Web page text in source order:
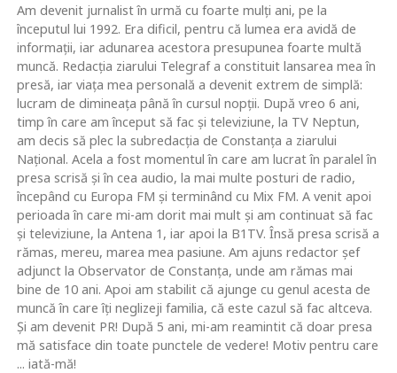
Am devenit jurnalist în urmă cu foarte mulţi ani, pe la
începutul lui 1992. Era dificil, pentru că lumea era avidă de
informaţii, iar adunarea acestora presupunea foarte multă
muncă. Redacţia ziarului Telegraf a constituit lansarea mea în
presă, iar viaţa mea personală a devenit extrem de simplă:
lucram de dimineaţa până în cursul nopţii. După vreo 6 ani,
timp în care am început să fac şi televiziune, la TV Neptun,
am decis să plec la subredacţia de Constanţa a ziarului
Naţional. Acela a fost momentul în care am lucrat în paralel în
presa scrisă şi în cea audio, la mai multe posturi de radio,
începând cu Europa FM şi terminând cu Mix FM. A venit apoi
perioada în care mi-am dorit mai mult şi am continuat să fac
şi televiziune, la Antena 1, iar apoi la B1TV. Însă presa scrisă a
rămas, mereu, marea mea pasiune. Am ajuns redactor şef
adjunct la Observator de Constanţa, unde am rămas mai
bine de 10 ani. Apoi am stabilit că ajunge cu genul acesta de
muncă în care îţi neglizeji familia, că este cazul să fac altceva.
Şi am devenit PR! După 5 ani, mi-am reamintit că doar presa
mă satisface din toate punctele de vedere! Motiv pentru care
... iată-mă!